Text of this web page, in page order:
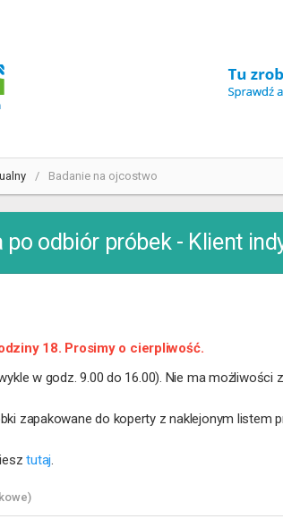
Badanie na ojcostwo
po odbiór próbek - Klient
18. Prosimy o cierpliwość.
w godz. 9.00 do 16.00). Nie ma
zapakowane do koperty z naklejonym listem
tutaj.